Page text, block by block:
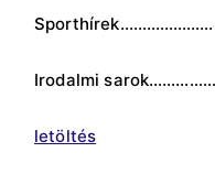
Irodalmi
letöltés